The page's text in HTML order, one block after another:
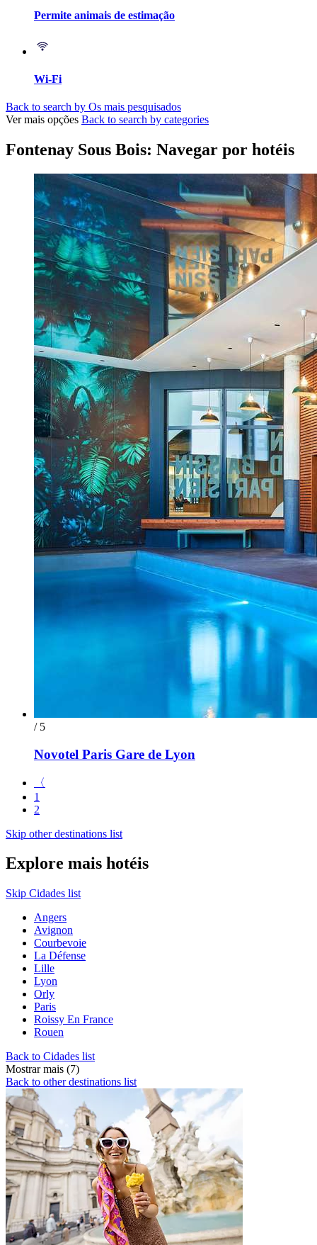
Permite animais de estimação
Wi-Fi
Back to search by Os mais pesquisados
Ver mais opções Back to search by categories
Fontenay Sous Bois: Navegar por hotéis
/ 5
Novotel Paris Gare de Lyon
〈
1
2
Skip other destinations list
Explore mais hotéis
Skip Cidades list
Angers
Avignon
Courbevoie
La Défense
Lille
Lyon
Orly
Paris
Roissy En France
Rouen
Back to Cidades list
Mostrar mais (7)
Back to other destinations list